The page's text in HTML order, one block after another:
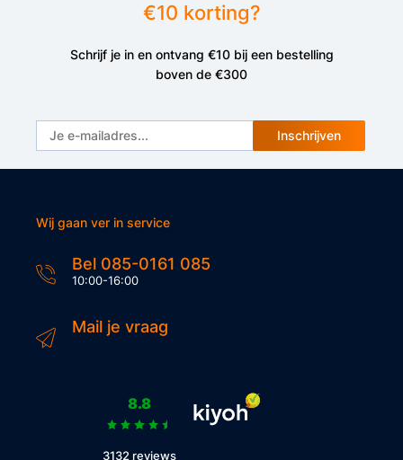
€10 korting?
Schrijf je in en ontvang €10 bij een bestelling
boven de €300
Inschrijven
Wij gaan ver in service
Bel 085-0161 085
10:00-16:00
Mail je vraag
8.8
3132 reviews